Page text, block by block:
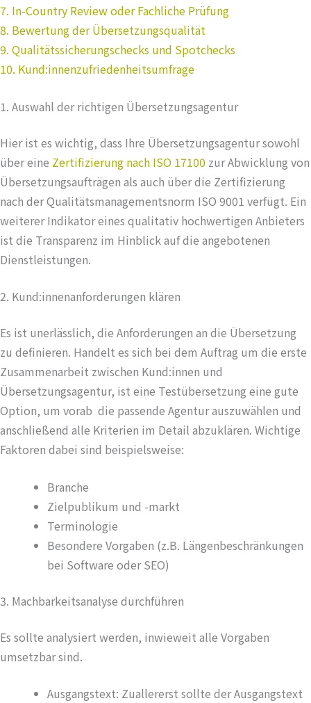
7. In-Country Review oder Fachliche Prüfung
8. Bewertung der Übersetzungsqualität
9. Qualitätssicherungschecks und Spotchecks
10. Kund:innenzufriedenheitsumfrage
1. Auswahl der richtigen Übersetzungsagentur
Hier ist es wichtig, dass Ihre Übersetzungsagentur sowohl
über eine Zertifizierung nach ISO 17100 zur Abwicklung von
Übersetzungsaufträgen als auch über die Zertifizierung
nach der Qualitätsmanagementsnorm ISO 9001 verfügt. Ein
weiterer Indikator eines qualitativ hochwertigen Anbieters
ist die Transparenz im Hinblick auf die angebotenen
Dienstleistungen.
2. Kund:innenanforderungen klären
Es ist unerlässlich, die Anforderungen an die Übersetzung
zu definieren. Handelt es sich bei dem Auftrag um die erste
Zusammenarbeit zwischen Kund:innen und
Übersetzungsagentur, ist eine Testübersetzung eine gute
Option, um vorab die passende Agentur auszuwählen und
anschließend alle Kriterien im Detail abzuklären. Wichtige
Faktoren dabei sind beispielsweise:
Branche
Zielpublikum und -markt
Terminologie
Besondere Vorgaben (z.B. Längenbeschränkungen
bei Software oder SEO)
3. Machbarkeitsanalyse durchführen
Es sollte analysiert werden, inwieweit alle Vorgaben
umsetzbar sind.
Ausgangstext: Zuallererst sollte der Ausgangstext